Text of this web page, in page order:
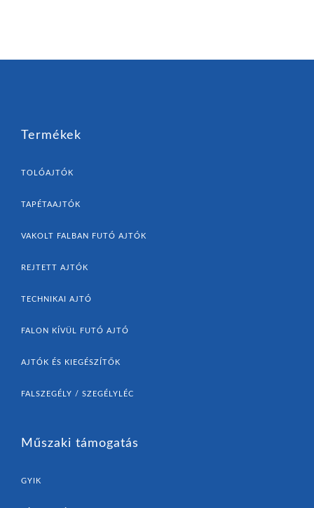
Termékek
TOLÓAJTÓK
TAPÉTAAJTÓK
VAKOLT FALBAN FUTÓ AJTÓK
REJTETT AJTÓK
TECHNIKAI AJTÓ
FALON KÍVÜL FUTÓ AJTÓ
AJTÓK ÉS KIEGÉSZÍTŐK
FALSZEGÉLY / SZEGÉLYLÉC
Műszaki támogatás
GYIK